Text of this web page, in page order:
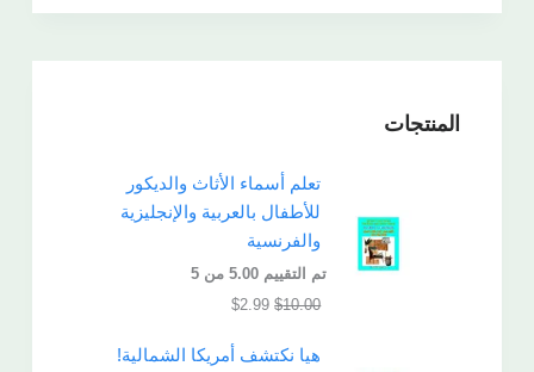
المنتجات
تعلم أسماء الأثاث والديكور
للأطفال بالعربية والإنجليزية
والفرنسية
تم التقييم 5.00من 5
$10.00
$2.99
هيا نكتشف أمريكا الشمالية!